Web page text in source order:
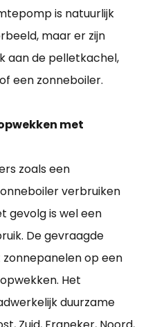
is natuurlijk
maar er zijn
aan de pelletkachel,
een zonneboiler.
met
zoals een
verbruiken
gevolg is wel een
De gevraagde
op een
Het
duurzame